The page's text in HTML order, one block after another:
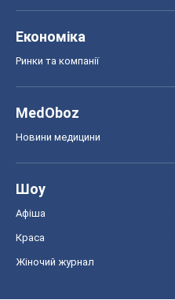
Економіка
Ринки та компанії
MedOboz
Новини медицини
Шоу
Афіша
Краса
Жіночий журнал